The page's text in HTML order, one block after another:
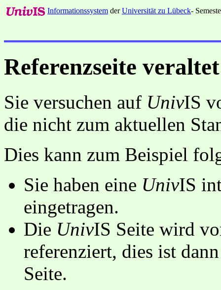
Informationssystem derUniversität zu Lübeck-
Referenzseite veraltet
Sie versuchen auf UnivIS
die nicht zum aktuellen
Dies kann zum Beispiel
Sie haben eine UnivIS
eingetragen.
Die UnivIS Seite wird
referenziert, dies ist
Seite.